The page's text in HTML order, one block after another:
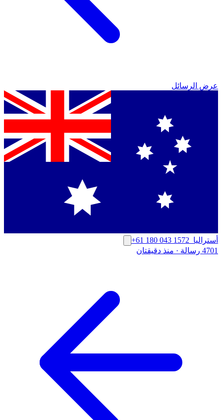
عرض الرسائل
أستراليا +61 180 043 1572
4701 رسالة
· منذ دقيقتان